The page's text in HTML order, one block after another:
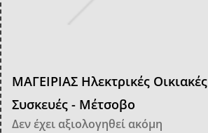
ΜΑΓΕΙΡΙΑΣ Ηλεκτρικές Οικιακές
Συσκευές - Μέτσοβο
Δεν έχει αξιολογηθεί ακόμη